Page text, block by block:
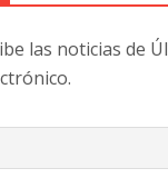
las noticias de